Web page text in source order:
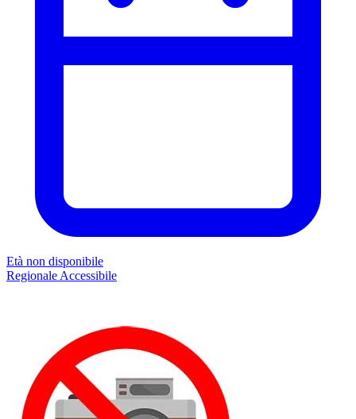
Età non disponibile
Regionale Accessibile